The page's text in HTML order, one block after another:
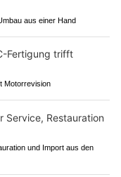
aus einer Hand
Motorrevision
und Import aus den